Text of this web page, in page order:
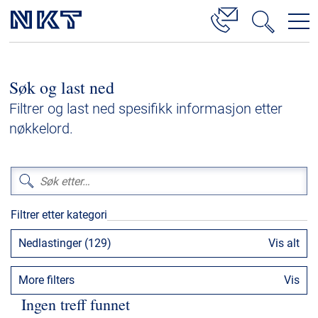
Høyspenningskabelløsninger
Kabelservice
Lavspenning
Høyspenningskabeltilbehør
Mellomspenningskabeltilbehør
Referanser
Nedlastinger
Søk og last ned
Filtrer og last ned spesifikk informasjon etter
nøkkelord.
Filtrer etter kategori
Nedlastinger (129) Vis alt
More filters Vis
Ingen treff funnet